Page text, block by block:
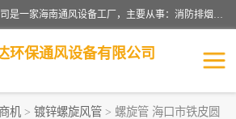
海南鑫艺达通风设备有限公司是一家海南通风设备工厂，主要从事：消防排烟工程、油烟净化工程、厨房排烟工程、酒店厨房设备、新风排风系统、镀锌铁皮管道加工、暖通工程、通风管道安装、消防火阀百叶风口等业务。公司拥有管道及配件一体化工厂生产线，良好的售后服务，良好的设计团队，良好的施工团队、良好管理人员，掌握畅通丰富的信息、市场渠道。
环保通风设备有限公司
机 > 镀锌螺旋风管 > 螺旋管 海口市铁皮圆